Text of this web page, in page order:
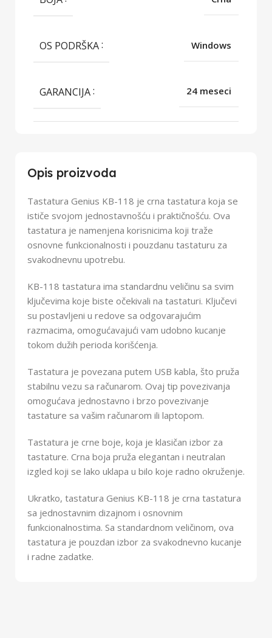
Opis proizvoda
Tastatura Genius KB-118 je crna tastatura koja se
ističe svojom jednostavnošću i praktičnošću. Ova
tastatura je namenjena korisnicima koji traže
osnovne funkcionalnosti i pouzdanu tastaturu za
svakodnevnu upotrebu.
KB-118 tastatura ima standardnu veličinu sa svim
ključevima koje biste očekivali na tastaturi. Ključevi
su postavljeni u redove sa odgovarajućim
razmacima, omogućavajući vam udobno kucanje
tokom dužih perioda korišćenja.
Tastatura je povezana putem USB kabla, što pruža
stabilnu vezu sa računarom. Ovaj tip povezivanja
omogućava jednostavno i brzo povezivanje
tastature sa vašim računarom ili laptopom.
Tastatura je crne boje, koja je klasičan izbor za
tastature. Crna boja pruža elegantan i neutralan
izgled koji se lako uklapa u bilo koje radno okruženje.
Ukratko, tastatura Genius KB-118 je crna tastatura
sa jednostavnim dizajnom i osnovnim
funkcionalnostima. Sa standardnom veličinom, ova
tastatura je pouzdan izbor za svakodnevno kucanje
i radne zadatke.
OS PODRŠKA Windows
GARANCIJA 24 meseci